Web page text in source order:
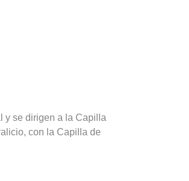
y se dirigen a la Capilla
con la Capilla de